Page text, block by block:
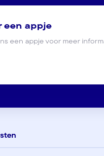
een appje
een appje voor meer